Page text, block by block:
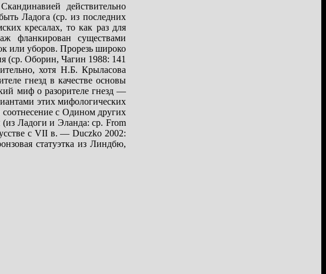
действительно
Ладога (ср. из последних
кресалах, то как раз для
фланкирован существами
или уборов. Прорезь широко
(ср. Оборин, Чагин 1988: 141
хотя Н.Б. Крыласова
гнезд в качестве основы
миф о разорителе гнезд —
этих мифологических
с Одином других
Ладоги и Эланда: ср. From
с VII в. — Duczko 2002:
статуэтка из Линдбю,